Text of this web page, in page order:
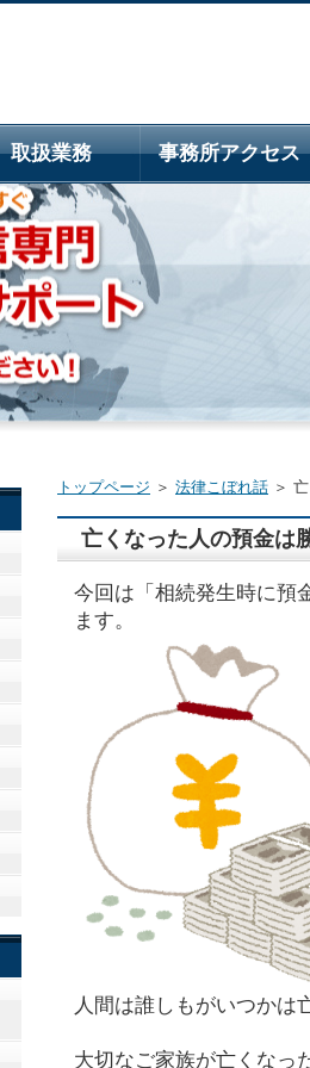
トップページ ＞ 法律こぼれ話 ＞
亡くなった人の預金は
今回は「相続発生時に預
ます。
人間は誰しもがいつかは
大切なご家族が亡くなっ
取扱業務 事務所アクセス